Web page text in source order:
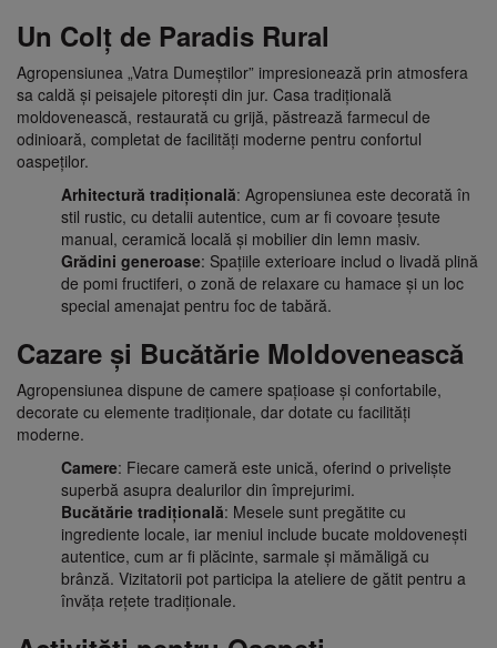
Un Colț de Paradis Rural
Agropensiunea „Vatra Dumeștilor” impresionează prin atmosfera
sa caldă și peisajele pitorești din jur. Casa tradițională
moldovenească, restaurată cu grijă, păstrează farmecul de
odinioară, completat de facilități moderne pentru confortul
oaspeților.
Arhitectură tradițională: Agropensiunea este decorată în
stil rustic, cu detalii autentice, cum ar fi covoare țesute
manual, ceramică locală și mobilier din lemn masiv.
Grădini generoase: Spațiile exterioare includ o livadă plină
de pomi fructiferi, o zonă de relaxare cu hamace și un loc
special amenajat pentru foc de tabără.
Cazare și Bucătărie Moldovenească
Agropensiunea dispune de camere spațioase și confortabile,
decorate cu elemente tradiționale, dar dotate cu facilități
moderne.
Camere: Fiecare cameră este unică, oferind o priveliște
superbă asupra dealurilor din împrejurimi.
Bucătărie tradițională: Mesele sunt pregătite cu
ingrediente locale, iar meniul include bucate moldovenești
autentice, cum ar fi plăcinte, sarmale și mămăligă cu
brânză. Vizitatorii pot participa la ateliere de gătit pentru a
învăța rețete tradiționale.